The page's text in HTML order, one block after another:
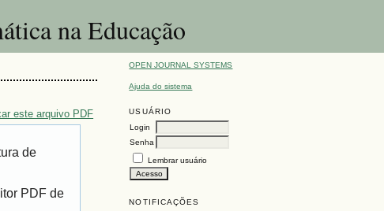
na Educação
OPEN JOURNAL SYSTEMS
Ajuda do sistema
USUÁRIO
Login
Senha
Lembrar usuário
NOTIFICAÇÕES
este arquivo PDF
de
PDF de